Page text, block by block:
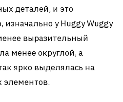
деталей, и это
у Huggy Wuggy
выразительный
менее округлой, а
ярко выделялась на